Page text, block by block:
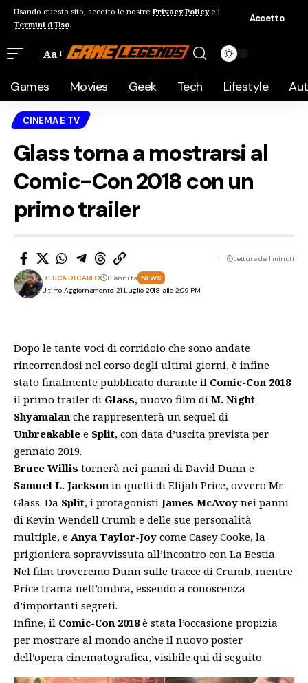
Usando questo sito, accetto le nostre Privacy Policye i
Termini d'Uso.
Accetto
Aa
Games Movies Geek Tech Lifestyle
CINEMA E TV
Glass torna a mostrarsi al
Comic-Con 2018 con un
primo trailer
Ultimo Aggiornamento: 21 Luglio 2018 alle 2:09 PM
DiLUCA DI CARLO 8 anni fa NEWS
Lettura da 1 minuti
Dopo le tante voci di corridoio che sono andate
rincorrendosi nel corso degli ultimi giorni, è infine
stato finalmente pubblicato durante il Comic-Con 2018
il primo trailer di Glass, nuovo film di M. Night
Shyamalan che rappresenterà un sequel di
Unbreakable e Split, con data d’uscita prevista per
gennaio 2019.
Bruce Willis tornerà nei panni di David Dunn e
Samuel L. Jackson in quelli di Elijah Price, ovvero Mr.
Glass. Da Split, i protagonisti James McAvoy nei panni
di Kevin Wendell Crumb e delle sue personalità
multiple, e Anya Taylor-Joy come Casey Cooke, la
prigioniera sopravvissuta all’incontro con La Bestia.
Nel film troveremo Dunn sulle tracce di Crumb, mentre
Price trama nell’ombra, essendo a conoscenza
d’importanti segreti.
Infine, il Comic-Con 2018è stata l’occasione propizia
per mostrare al mondo anche il nuovo poster
dell’opera cinematografica, visibile qui di seguito.